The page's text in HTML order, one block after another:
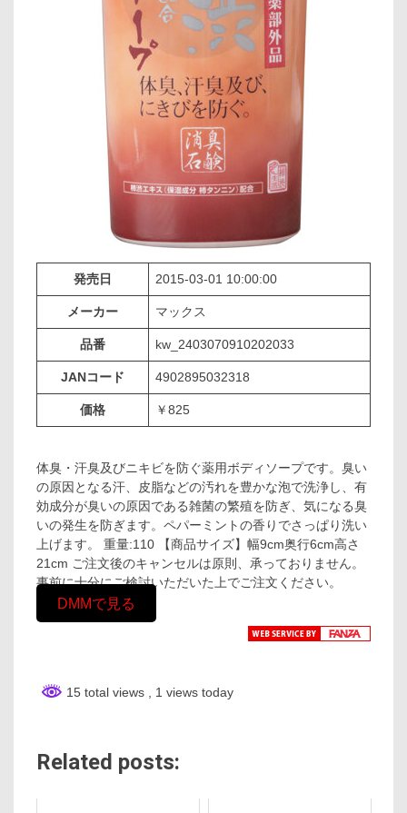
発売日 2015-03-01 10:00:00
メーカー マックス
品番 kw_2403070910202033
JANコード 4902895032318
価格 ￥825
体臭・汗臭及びニキビを防ぐ薬用ボディソープです。臭い
の原因となる汗、皮脂などの汚れを豊かな泡で洗浄し、有
効成分が臭いの原因である雑菌の繁殖を防ぎ、気になる臭
いの発生を防ぎます。ペパーミントの香りでさっぱり洗い
上げます。 重量:110 【商品サイズ】幅9cm奥行6cm高さ
21cm ご注文後のキャンセルは原則、承っておりません。
事前に十分にご検討いただいた上でご注文ください。
DMMで見る
15 total views , 1 views today
Related posts: